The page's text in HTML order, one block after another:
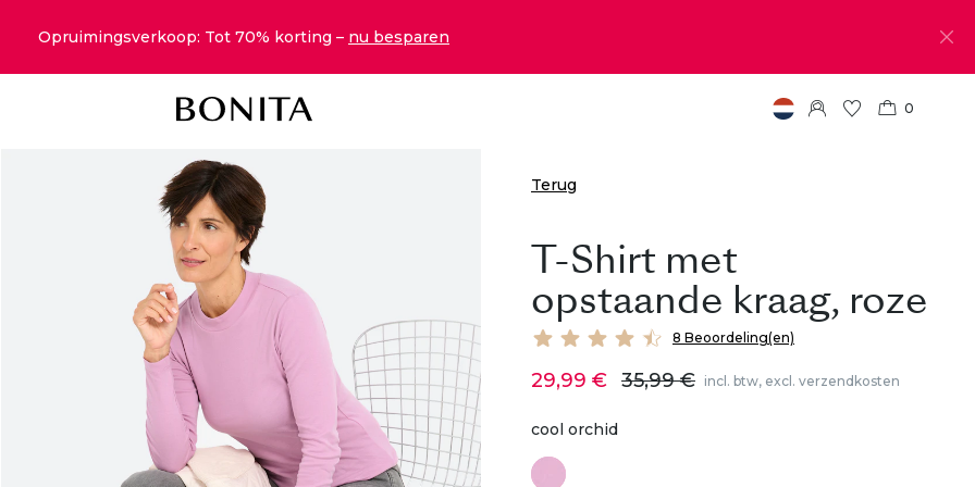
Opruimingsverkoop: Tot 70% korting – nu besparen
0
Terug
T-Shirt met
opstaande kraag, roze
8 Beoordeling(en)
29,99 € 35,99 € incl. btw, excl. verzendkosten
cool orchid